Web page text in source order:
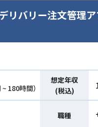
バリー注文管理ア
~ 180時間）
想定年収
(税込)
職種